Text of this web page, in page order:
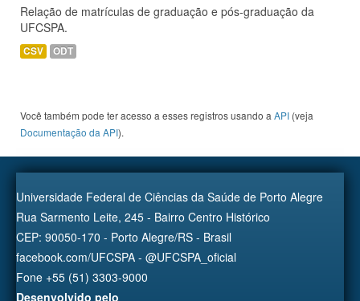
Relação de matrículas de graduação e pós-graduação da
UFCSPA.
CSV ODT
Você também pode ter acesso a esses registros usando a API (veja
Documentação da API).
Universidade Federal de Ciências da Saúde de Porto Alegre
Rua Sarmento Leite, 245 - Bairro Centro Histórico
CEP: 90050-170 - Porto Alegre/RS - Brasil
facebook.com/UFCSPA - @UFCSPA_oficial
Fone +55 (51) 3303-9000
Desenvolvido pelo